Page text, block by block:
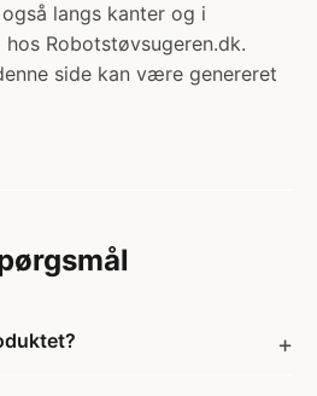
langs kanter og i
Robotstøvsugeren.dk.
side kan være genereret